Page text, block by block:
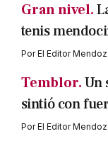
Gran nivel.
tenis
PorEl Editor
Temblor.Un
sintió con
PorEl Editor